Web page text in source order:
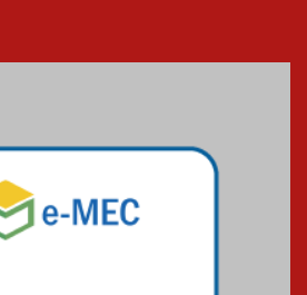
Mackenzie mobiliza campanha
solidária para apoiar famílias em
Minas Gerais